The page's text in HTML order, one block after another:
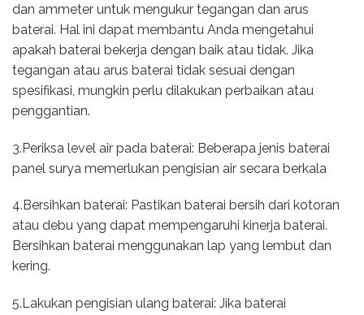
dan ammeter untuk mengukur tegangan dan arus
baterai. Hal ini dapat membantu Anda mengetahui
apakah baterai bekerja dengan baik atau tidak. Jika
tegangan atau arus baterai tidak sesuai dengan
spesifikasi, mungkin perlu dilakukan perbaikan atau
penggantian.
3.Periksa level air pada baterai: Beberapa jenis baterai
panel surya memerlukan pengisian air secara berkala
4.Bersihkan baterai: Pastikan baterai bersih dari kotoran
atau debu yang dapat mempengaruhi kinerja baterai.
Bersihkan baterai menggunakan lap yang lembut dan
kering.
5.Lakukan pengisian ulang baterai: Jika baterai